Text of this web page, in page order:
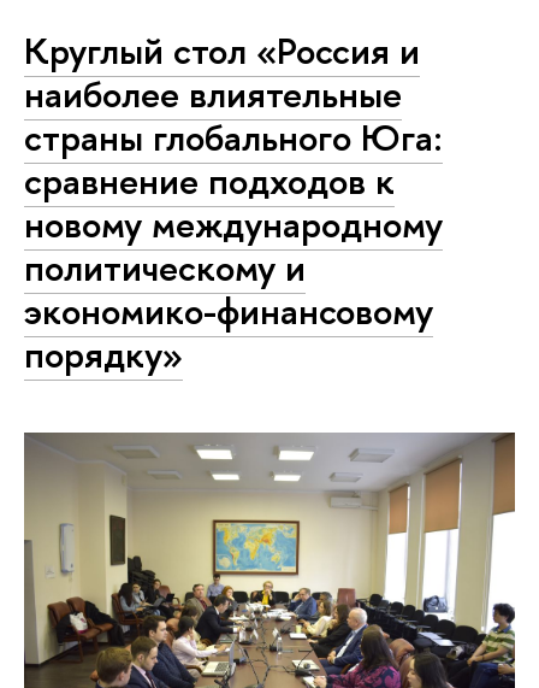
Круглый стол «Россия и
наиболее влиятельные
страны глобального Юга:
сравнение подходов к
новому международному
политическому и
экономико-финансовому
порядку»